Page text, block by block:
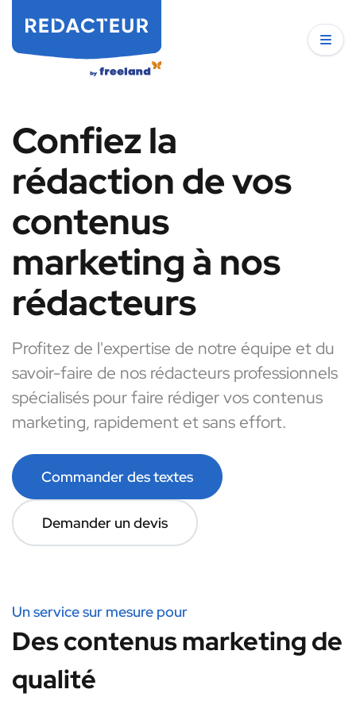
Confiez la
rédaction de vos
contenus
marketing à nos
rédacteurs
Profitez de l'expertise de notre équipe et du
savoir-faire de nos rédacteurs professionnels
spécialisés pour faire rédiger vos contenus
marketing, rapidement et sans effort.
Commander des textes
Demander un devis
Un service sur mesure pour
Des contenus marketing de
qualité